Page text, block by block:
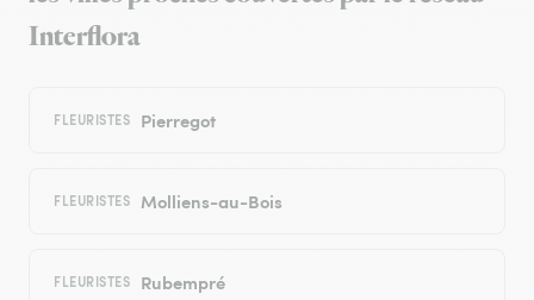
Interflora
FLEURISTES Pierregot
FLEURISTES Molliens-au-Bois
FLEURISTES Rubempré